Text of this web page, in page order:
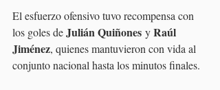
El esfuerzo ofensivo tuvo recompensa con
los goles de Julián Quiñones y Raúl
Jiménez, quienes mantuvieron con vida al
conjunto nacional hasta los minutos finales.